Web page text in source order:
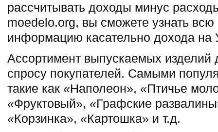
рассчитывать доходы минус
moedelo.org, вы сможете узнать
информацию касательно дохода
Ассортимент выпускаемых изделий
спросу покупателей. Самыми
такие как «Наполеон», «Птичье
«Фруктовый», «Графские
«Корзинка», «Картошка» и т.д.